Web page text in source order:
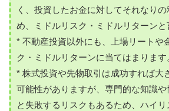
く、投資したお金に対してそれなり
め、ミドルリスク・ミドルリターンと
* 不動産投資以外にも、上場リートや
ク・ミドルリターンに当てはまります
* 株式投資や先物取引は成功すれば大
可能性がありますが、専門的な知識
と失敗するリスクもあるため、ハイ